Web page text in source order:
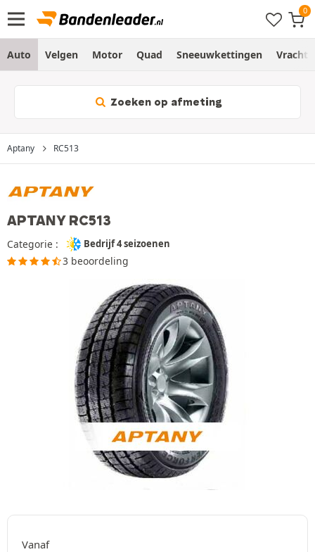
Auto Velgen Motor Quad Sneeuwkettingen
Zoeken op afmeting
Aptany RC513
APTANY RC513
Categorie : Bedrijf 4 seizoenen
3 beoordeling
Vanaf